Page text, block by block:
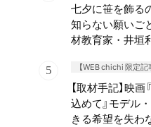
七夕に笹を飾
知らない願いご
材教育家・井垣
【WEB chichi 限定記
【取材手記】映
込めて』モデル
きる希望を失わ